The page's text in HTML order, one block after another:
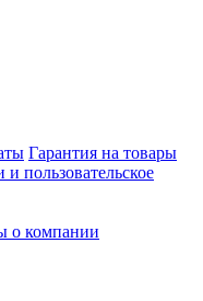
Гарантия на товары
пользовательское
о компании